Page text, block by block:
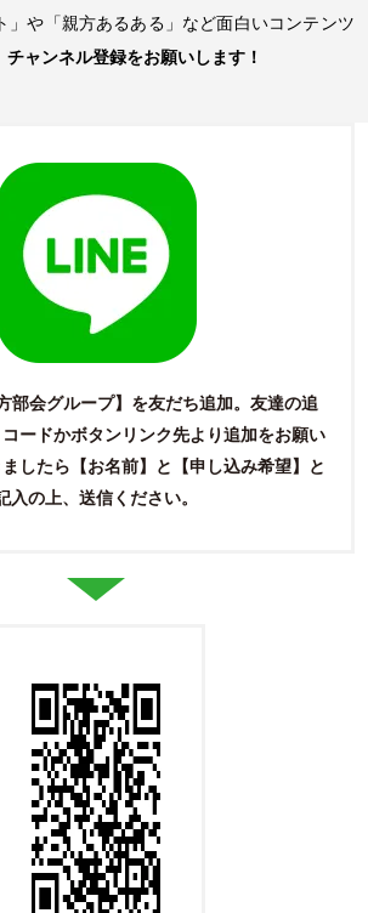
」や「親方あるある」など面白いコンテンツ
チャンネル登録をお願いします！
部会グループ】を友だち追加。友達の追
ードかボタンリンク先より追加をお願い
したら【お名前】と【申し込み希望】と
入の上、送信ください。